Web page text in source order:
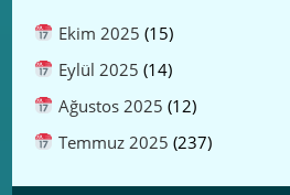
Ekim 2025 (15)
Eylül 2025 (14)
Ağustos 2025 (12)
Temmuz 2025 (237)